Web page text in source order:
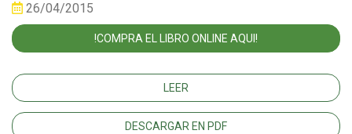
26/04/2015
!COMPRA EL LIBRO ONLINE AQUI!
LEER
DESCARGAR EN PDF